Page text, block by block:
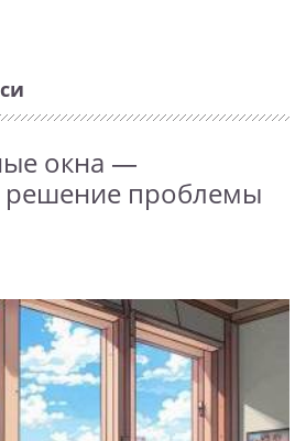
окна —
решение проблемы